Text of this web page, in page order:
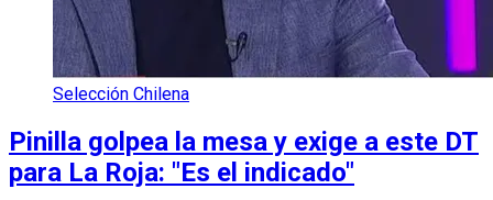
Selección Chilena
Pinilla golpea la mesa y exige a este DT
para La Roja: "Es el indicado"